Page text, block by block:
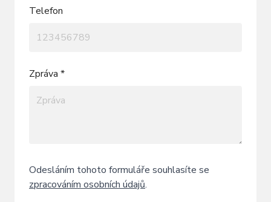
Telefon
Zpráva *
Odesláním tohoto formuláře souhlasíte se
zpracováním osobních údajů.